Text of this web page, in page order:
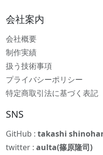
会社案内
会社概要
制作実績
扱う技術事項
プライバシーポリシー
特定商取引法に基づく表記
SNS
GitHub : takashi
twitter : aulta(篠原隆司)